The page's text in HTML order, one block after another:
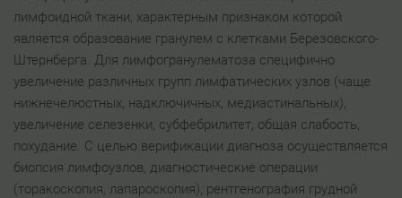
лимфоидной ткани, характерным признаком которой
является образование гранулем с клетками Березовского-
Штернберга. Для лимфогранулематоза специфично
увеличение различных групп лимфатических узлов (чаще
нижнечелюстных, надключичных, медиастинальных),
увеличение селезенки, субфебрилитет, общая слабость,
похудание. С целью верификации диагноза осуществляется
биопсия лимфоузлов, диагностические операции
(торакоскопия, лапароскопия), рентгенография грудной